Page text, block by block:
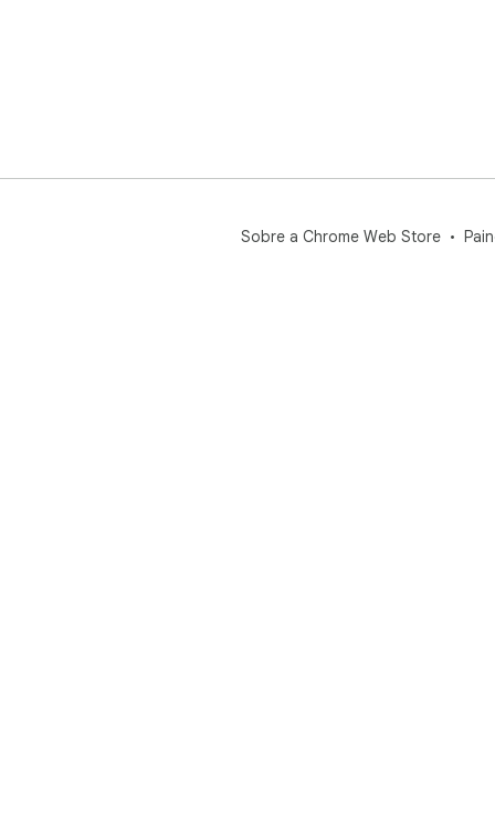
Sobre a Chrome Web Store